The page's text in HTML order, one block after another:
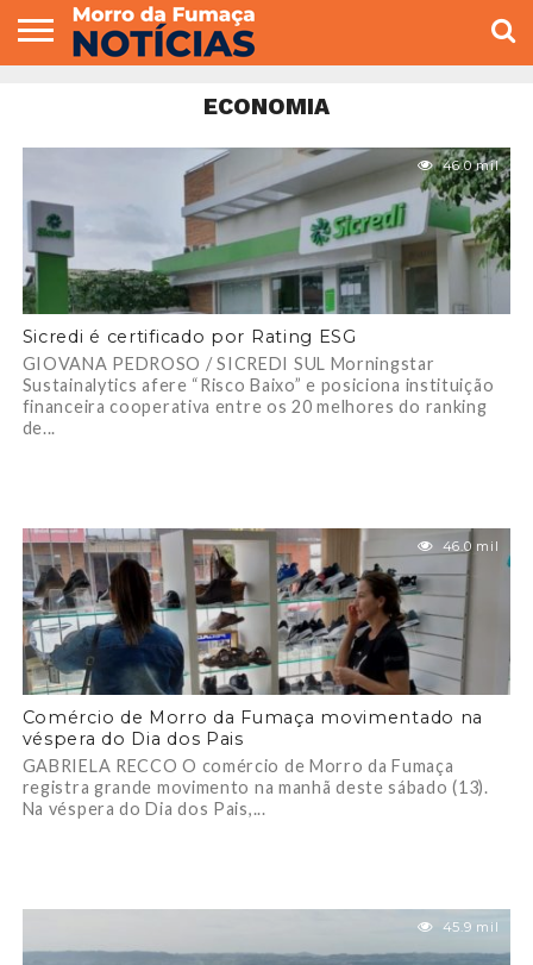
ECONOMIA
46.0 mil
Sicredi é certificado por Rating ESG
GIOVANA PEDROSO / SICREDI SUL Morningstar
Sustainalytics afere “Risco Baixo” e posiciona instituição
financeira cooperativa entre os 20 melhores do ranking
de...
46.0 mil
Comércio de Morro da Fumaça movimentado na
véspera do Dia dos Pais
GABRIELA RECCO O comércio de Morro da Fumaça
registra grande movimento na manhã deste sábado (13).
Na véspera do Dia dos Pais,...
45.9 mil